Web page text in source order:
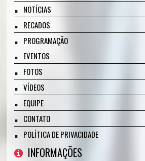
NOTÍCIAS
RECADOS
PROGRAMAÇÃO
EVENTOS
FOTOS
VÍDEOS
EQUIPE
CONTATO
POLÍTICA DE PRIVACIDADE
INFORMAÇÕES